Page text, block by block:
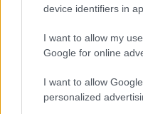
device identifiers in
I want to allow my
Google for online
I want to allow
personalized
rövidítések.
Mikor jön el a
Egy lakás lehet